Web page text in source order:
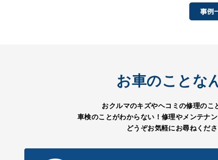
お車のことな
おクルマのキズやヘコミの修理の
車検のことがわからない！修理やメンテナ
どうぞお気軽にお尋ねくだ